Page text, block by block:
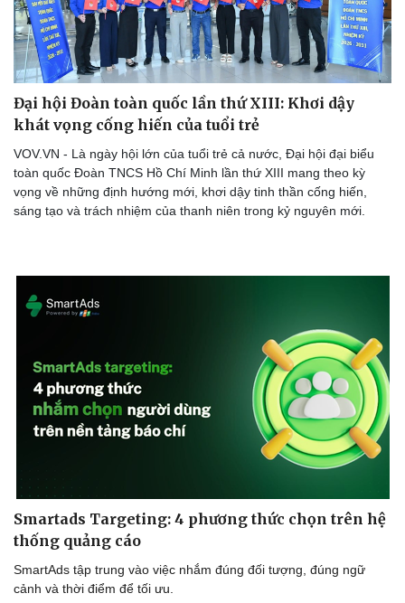
Đại hội Đoàn toàn quốc lần thứ XIII: Khơi dậy
khát vọng cống hiến của tuổi trẻ
VOV.VN - Là ngày hội lớn của tuổi trẻ cả nước, Đại hội đại biểu
toàn quốc Đoàn TNCS Hồ Chí Minh lần thứ XIII mang theo kỳ
vọng về những định hướng mới, khơi dậy tinh thần cống hiến,
sáng tạo và trách nhiệm của thanh niên trong kỷ nguyên mới.
Smartads Targeting: 4 phương thức chọn trên hệ
thống quảng cáo
SmartAds tập trung vào việc nhắm đúng đối tượng, đúng ngữ
cảnh và thời điểm để tối ưu.